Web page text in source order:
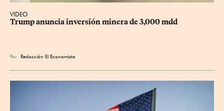
VIDEO
Trump anuncia inversión minera de 3,000 mdd
Por Redacción El Economista